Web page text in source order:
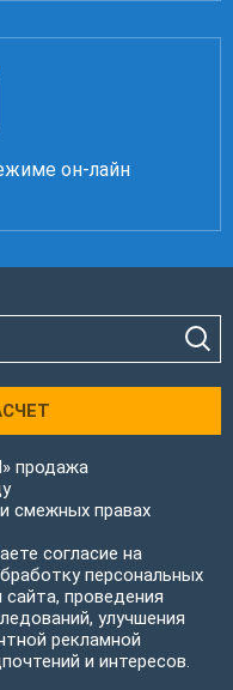
он-лайн
продажа
смежных правах
согласие на
персональных
проведения
улучшения
рекламной
и интересов.